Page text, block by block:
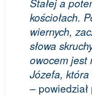
kościołach.
wiernych,
słowa
owocem jest
Józefa,
–